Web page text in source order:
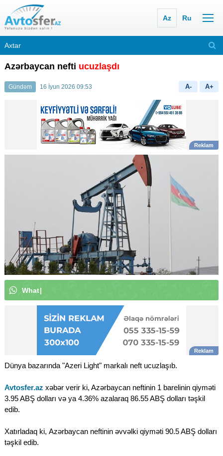
Az Ru
Azərbaycan nefti ucuzlaşdı
Gündəm 16 İyun 2026 09:53 A- A+
Whats
Dünya bazarında "Azeri Light" markalı neft ucuzlaşıb.
Avtosfer.az xəbər verir ki, Azərbaycan neftinin 1 barelinin qiyməti
3.95 ABŞ dolları və ya 4.36% azalaraq 86.55 ABŞ dolları təşkil
edib.
Xatırladaq ki, Azərbaycan neftinin əvvəlki qiyməti 90.5 ABŞ dolları
təşkil edib.